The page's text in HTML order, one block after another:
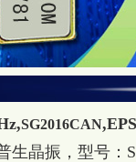
SG2016CAN
生晶振，型号：